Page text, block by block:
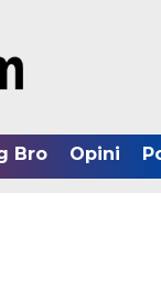
Bro Opini